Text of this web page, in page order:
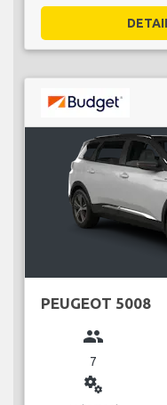
PEUGEOT 5008
group
7
miscellaneous_services